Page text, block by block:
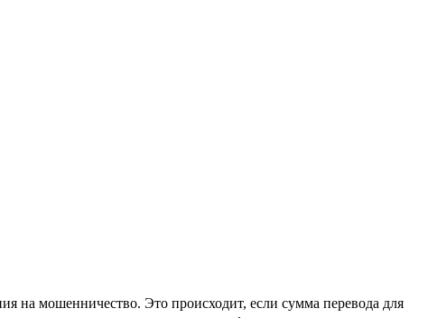
на мошенничество. Это происходит, если сумма перевода для